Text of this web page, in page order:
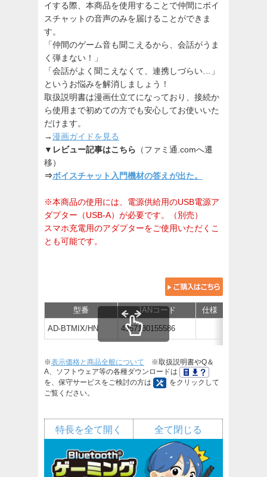
イする際、本商品を使用することで仲間にボイ
スチャットの音声のみを届けることができま
す。
「仲間のゲーム音も聞こえるから、会話がうま
く弾まない！」
「会話がよく聞こえなくて、連携しづらい…」
というお悩みを解消しましょう！
取扱説明書は漫画仕立てになっており、接続か
ら使用まで初めての方でも安心してお使いいた
だけます。
→漫画ガイドを見る
▼レビュー記事はこちら （ファミ通.comへ遷
移）
⇒ボイスチャット入門機材の答えが出た。
※本商品の使用には、電源供給用のUSB電源ア
ダプター（USB-A）が必要です。（別売）
スマホ充電用のアダプターをご使用いただくこ
とも可能です。
型番 JANコード 仕様
AD-BTMIX/HN 4957180155586
※表示価格と商品全般について ※取扱説明書やQ＆
A、ソフトウェア等の各種ダウンロードは
を、保守サービスをご検討の方は
をクリックして
ご覧ください。
全て閉じる
特長を全て開く